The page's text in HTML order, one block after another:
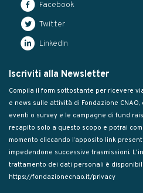
Facebook
Twitter
LinkedIn
Iscriviti alla Newsletter
Compila il form sottostante per ricevere
e news sulle attività di Fondazione
eventi o survey e le campagne di fund
recapito solo a questo scopo e potrai
momento cliccando l’apposito link
impedendone successive trasmissioni.
trattamento dei dati personali è
https://fondazionecnao.it/privacy